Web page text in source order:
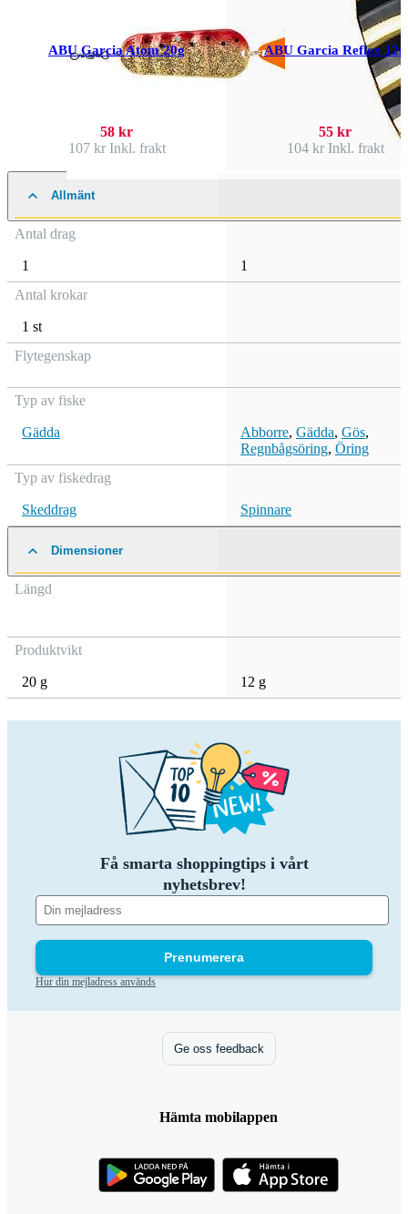
ABU Garcia Atom 20g
58 kr
107 krInkl. frakt
ABU Garcia Reflex 12g
55 kr
104 krInkl. frakt
Allmänt
Antal drag
1
1
Antal krokar
1 st
Flytegenskap
Typ av fiske
Gädda Abborre, Gädda, Gös,
Regnbågsöring, Öring
Typ av fiskedrag
Skeddrag Spinnare
Dimensioner
Längd
Produktvikt
20 g 12 g
Få smarta shoppingtips i vårt
nyhetsbrev!
Prenumerera
Hur din mejladress används
Ge oss feedback
Hämta mobilappen